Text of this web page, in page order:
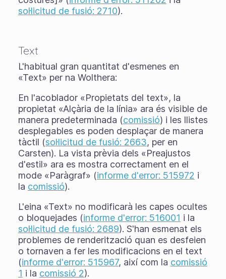
sol·licitud de fusió: 2710).
Text
L'habitual gran quantitat d'esmenes en
«Text» per na Wolthera:
En l'acoblador «Propietats del text», la
propietat «Alçària de la línia» ara és visible de
manera predeterminada (comissió) i les llistes
desplegables es poden desplaçar de manera
tàctil (sol·licitud de fusió: 2663, per en
Carsten). La vista prèvia dels «Preajustos
d'estil» ara es mostra correctament en el
mode «Paràgraf» (informe d'error: 515972 i
la comissió).
L'eina «Text» no modificarà les capes ocultes
o bloquejades (informe d'error: 516001 i la
sol·licitud de fusió: 2689). S'han esmenat els
problemes de renderització quan es desfeien
o tornaven a fer les modificacions en el text
(informe d'error: 515967, així com la comissió
1 i la comissió 2).